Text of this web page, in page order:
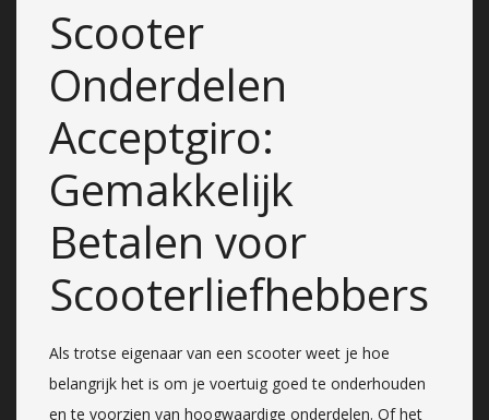
Scooter
Onderdelen
Acceptgiro:
Gemakkelijk
Betalen voor
Scooterliefhebbers
Als trotse eigenaar van een scooter weet je hoe
belangrijk het is om je voertuig goed te onderhouden
en te voorzien van hoogwaardige onderdelen. Of het